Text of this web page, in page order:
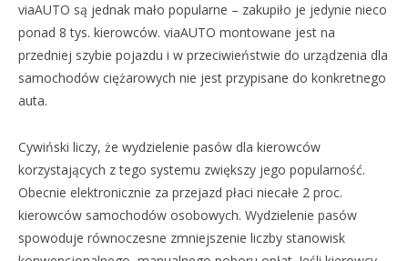
viaAUTO są jednak mało popularne – zakupiło je jedynie nieco
ponad 8 tys. kierowców. viaAUTO montowane jest na
przedniej szybie pojazdu i w przeciwieństwie do urządzenia dla
samochodów ciężarowych nie jest przypisane do konkretnego
auta.
Cywiński liczy, że wydzielenie pasów dla kierowców
korzystających z tego systemu zwiększy jego popularność.
Obecnie elektronicznie za przejazd płaci niecałe 2 proc.
kierowców samochodów osobowych. Wydzielenie pasów
spowoduje równoczesne zmniejszenie liczby stanowisk